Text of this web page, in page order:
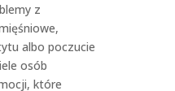
z
albo poczucie
osób
które